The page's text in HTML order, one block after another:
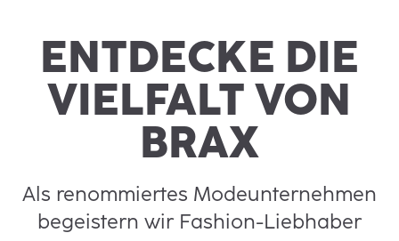
ENTDECKE DIE
VIELFALT VON
BRAX
Als renommiertes Modeunternehmen
begeistern wir Fashion-Liebhaber